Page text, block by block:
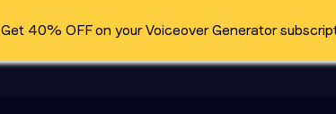
Get 40% OFF on your Voiceover Generator